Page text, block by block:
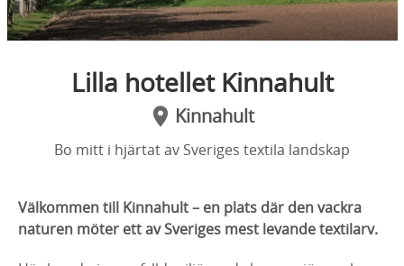
Lilla hotellet Kinnahult
Kinnahult
Bo mitt i hjärtat av Sveriges textila landskap
Välkommen till Kinnahult – en plats där den vackra
naturen möter ett av Sveriges mest levande textilarv.